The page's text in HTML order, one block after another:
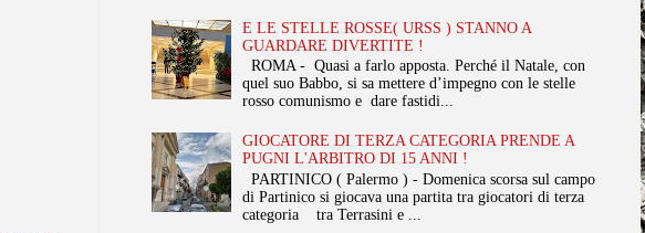
E LE STELLE ROSSE( URSS ) STANNO A
GUARDARE DIVERTITE !
ROMA - Quasi a farlo apposta. Perché il Natale, con
quel suo Babbo, si sa mettere d’impegno con le stelle
rosso comunismo e dare fastidi...
GIOCATORE DI TERZA CATEGORIA PRENDE A
PUGNI L'ARBITRO DI 15 ANNI !
PARTINICO ( Palermo ) - Domenica scorsa sul campo
di Partinico si giocava una partita tra giocatori di terza
categoria tra Terrasini e ...